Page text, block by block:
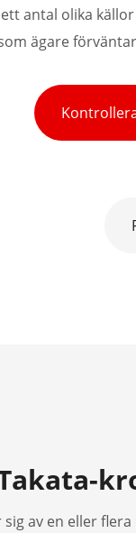
antal olika
ägare
av en eller